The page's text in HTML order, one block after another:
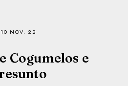
10 NOV. 22
Cogumelos e